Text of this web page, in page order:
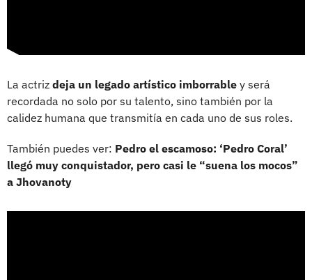
La actriz deja un legado artístico imborrable y será
recordada no solo por su talento, sino también por la
calidez humana que transmitía en cada uno de sus roles.
También puedes ver: Pedro el escamoso: ‘Pedro Coral’
llegó muy conquistador, pero casi le “suena los mocos”
a Jhovanoty